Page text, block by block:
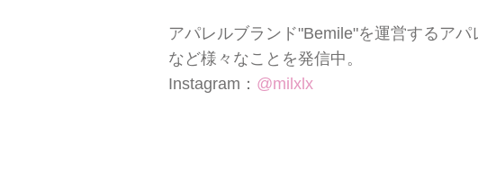
アパレルブランド"Bemile"を運営するア
など様々なことを発信中。
Instagram： @milxlx